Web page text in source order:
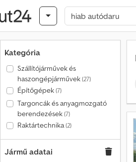
Kategória
Szállítójárművek és
haszongépjárművek(27)
Építőgépek(7)
Targoncák és anyagmozgató
berendezések(7)
Raktártechnika(2)
Jármű adatai